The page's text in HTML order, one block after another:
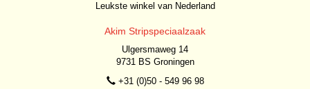
Leukste winkel van Nederland
Akim Stripspeciaalzaak
Ulgersmaweg 14
9731 BS Groningen
+31 (0)50 - 549 96 98